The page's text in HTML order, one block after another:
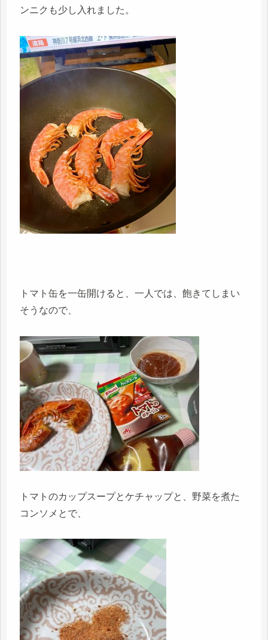
ンニクも少し入れました。
トマト缶を一缶開けると、一人では、飽きてしまい
そうなので、
トマトのカップスープとケチャップと、野菜を煮た
コンソメとで、